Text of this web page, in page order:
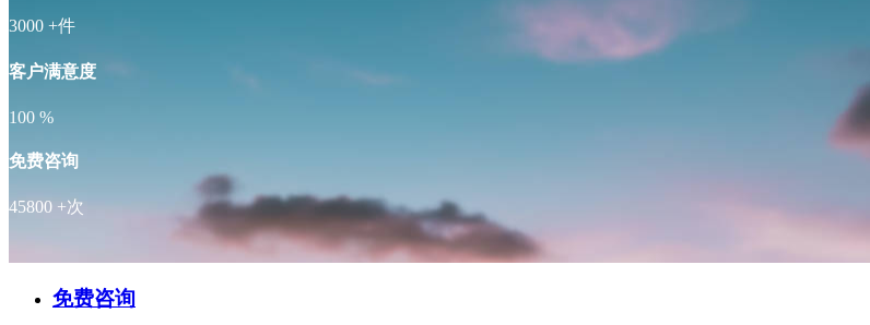
3000 +件
客户满意度
100 %
免费咨询
45800 +次
免费咨询